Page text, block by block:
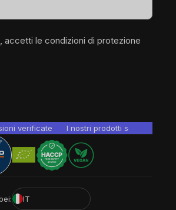
accetti le condizioni di protezione
verificate I nostri prodotti sono testati
IT